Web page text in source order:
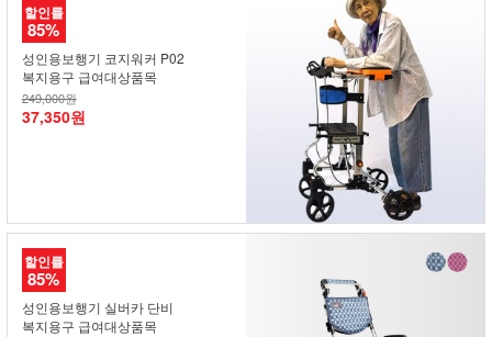
할인률
85%
성인용보행기 코지워커 P02
복지용구 급여대상품목
249,000원
37,350원
할인률
85%
성인용보행기 실버카 단비
복지용구 급여대상품목